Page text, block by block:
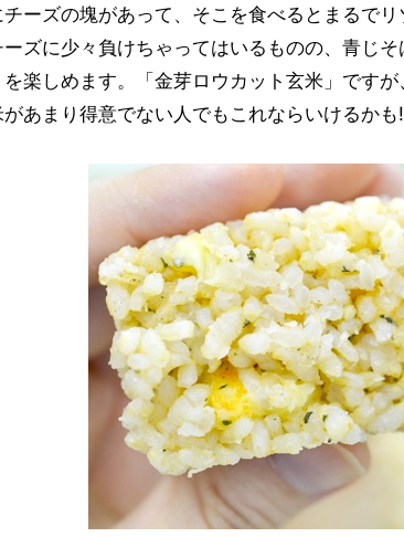
チーズの塊があって、そこを食べるとまるで
ーズに少々負けちゃってはいるものの、青じ
楽しめます。「金芽ロウカット玄米」です
があまり得意でない人でもこれならいけるかも!